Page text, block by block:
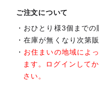
ご注文について
おひとり様3個までの
在庫が無くなり次第
お住まいの地域によ
ます。ログインして
さい。